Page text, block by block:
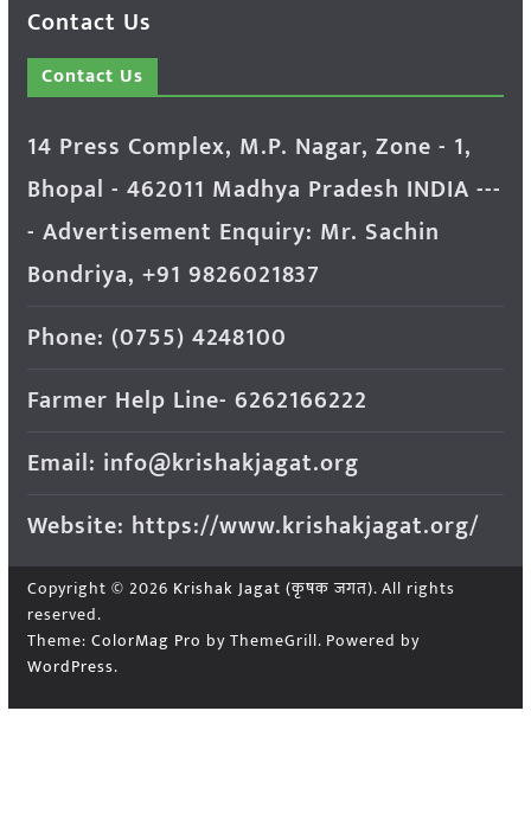
Contact Us
Contact Us
14 Press Complex, M.P. Nagar, Zone - 1,
Bhopal - 462011 Madhya Pradesh INDIA ---
- Advertisement Enquiry: Mr. Sachin
Bondriya, +91 9826021837
Phone: (0755) 4248100
Farmer Help Line- 6262166222
Email: info@krishakjagat.org
Website: https://www.krishakjagat.org/
Copyright © 2026 Krishak Jagat (कृषक जगत). All rights
reserved.
Theme: ColorMag Pro by ThemeGrill. Powered by
WordPress.